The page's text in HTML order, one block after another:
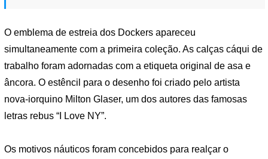
O emblema de estreia dos Dockers apareceu
simultaneamente com a primeira coleção. As calças cáqui de
trabalho foram adornadas com a etiqueta original de asa e
âncora. O estêncil para o desenho foi criado pelo artista
nova-iorquino Milton Glaser, um dos autores das famosas
letras rebus “I Love NY”.
Os motivos náuticos foram concebidos para realçar o